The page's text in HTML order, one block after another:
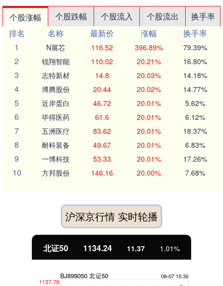
个股涨幅 个股跌幅 个股流入 个股流出
换手率
排名
名称 最新价 涨幅
换手率
1
N展芯 116.52 396.89% 79.39%
2 锐翔智能 110.02 20.21% 16.80%
3 志特新材 14.8 20.03% 14.18%
4 博腾股份 20.44 20.02% 14.77%
5 近岸蛋白 46.72 20.01% 5.62%
6 毕得医药 61.6 20.01% 6.12%
7 五洲医疗 83.62 20.01% 18.37%
8 耐科装备 49.67 20.01% 6.83%
9 一博科技 53.33 20.01% 17.26%
10 方邦股份 146.16 20.00% 7.68%
沪深京行情 实时轮播
北证50 1134.24 11.37 1.01%